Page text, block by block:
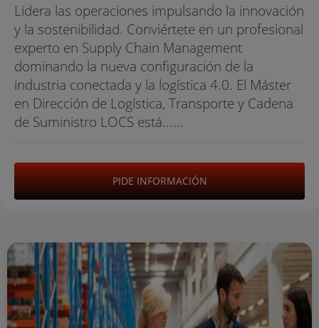
Lidera las operaciones impulsando la innovación
y la sostenibilidad. Conviértete en un profesional
experto en Supply Chain Management
dominando la nueva configuración de la
industria conectada y la logística 4.0. El Máster
en Dirección de Logística, Transporte y Cadena
de Suministro LOCS está......
PIDE INFORMACIÓN